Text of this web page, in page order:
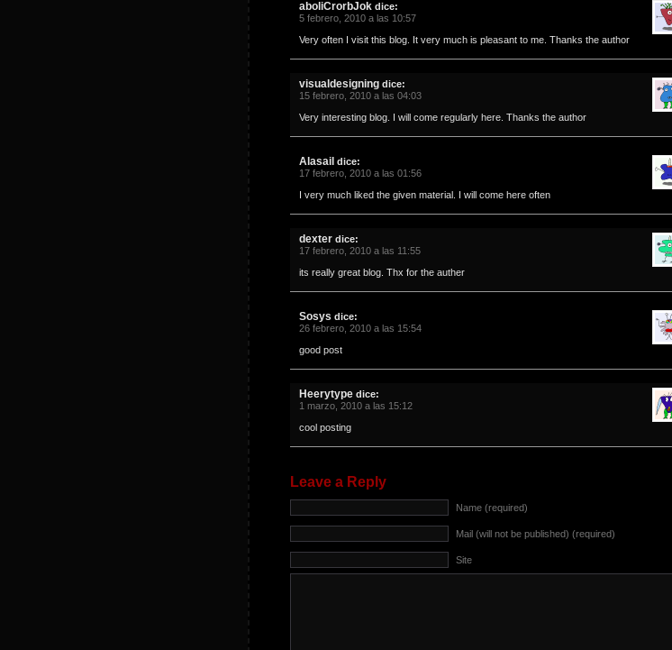
aboliCrorbJok dice:
5 febrero, 2010 a las 10:57
Very often I visit this blog. It very much is pleasant to me. Thanks the author
visualdesigning dice:
15 febrero, 2010 a las 04:03
Very interesting blog. I will come regularly here. Thanks the author
Alasail dice:
17 febrero, 2010 a las 01:56
I very much liked the given material. I will come here often
dexter dice:
17 febrero, 2010 a las 11:55
its really great blog. Thx for the auther
Sosys dice:
26 febrero, 2010 a las 15:54
good post
Heerytype dice:
1 marzo, 2010 a las 15:12
cool posting
Leave a Reply
Name (required)
Mail (will not be published) (required)
Site